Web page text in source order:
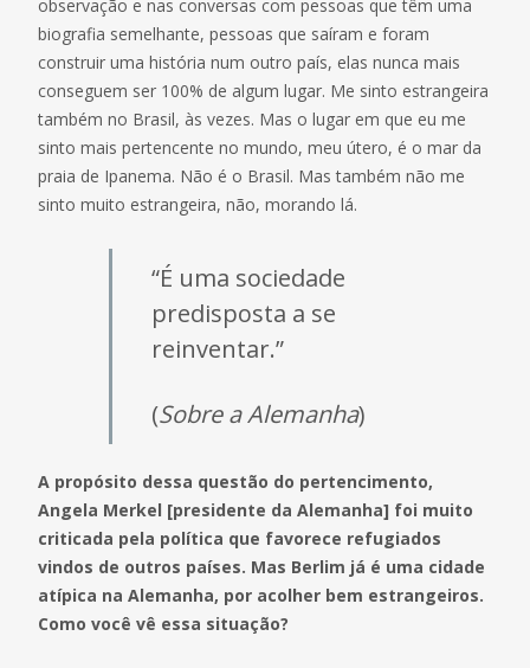
observação e nas conversas com pessoas que têm uma
biografia semelhante, pessoas que saíram e foram
construir uma história num outro país, elas nunca mais
conseguem ser 100% de algum lugar. Me sinto estrangeira
também no Brasil, às vezes. Mas o lugar em que eu me
sinto mais pertencente no mundo, meu útero, é o mar da
praia de Ipanema. Não é o Brasil. Mas também não me
sinto muito estrangeira, não, morando lá.
“É uma sociedade
predisposta a se
reinventar.”
(Sobre a Alemanha)
A propósito dessa questão do pertencimento,
Angela Merkel [presidente da Alemanha] foi muito
criticada pela política que favorece refugiados
vindos de outros países. Mas Berlim já é uma cidade
atípica na Alemanha, por acolher bem estrangeiros.
Como você vê essa situação?